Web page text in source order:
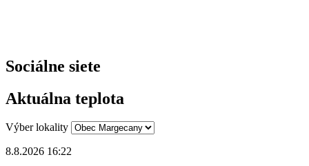
Sociálne siete
Aktuálna teplota
Výber lokality
8.8.2026 16:22